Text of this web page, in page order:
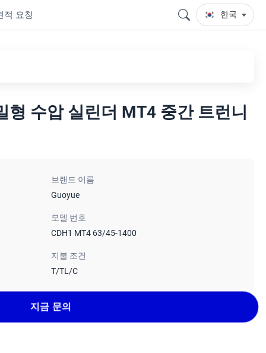
적 요청 한국
형 수압 실린더 MT4 중간 트런니
브랜드 이름
Guoyue
모델 번호
CDH1 MT4 63/45-1400
지불 조건
T/TL/C
지금 문의